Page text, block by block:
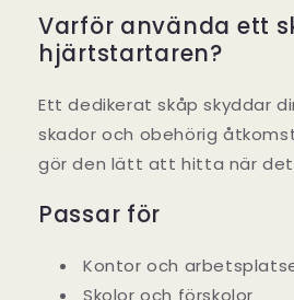
Varför använda ett
hjärtstartaren?
Ett dedikerat skåp skyddar
skador och obehörig
gör den lätt att hitta när det
Passar för
Kontor och
Skolor och förskolor